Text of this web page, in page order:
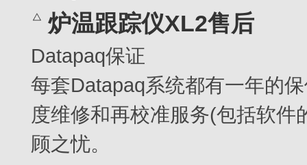
炉温跟踪仪XL2售后
Datapaq保证
每套Datapaq系统都有一年的
度维修和再校准服务(包括软
顾之忧。